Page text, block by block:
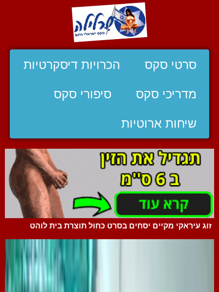
סרטי סקס הכרויות דיסקרטיות
מדריכי סקס סיפורי סקס
שיחות ארוטיות
זוג עיראקי מקיים יסחים בסרט כחול תוצרת בית לוהט